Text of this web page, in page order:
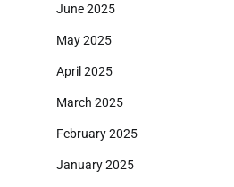
June 2025
May 2025
April 2025
March 2025
February 2025
January 2025